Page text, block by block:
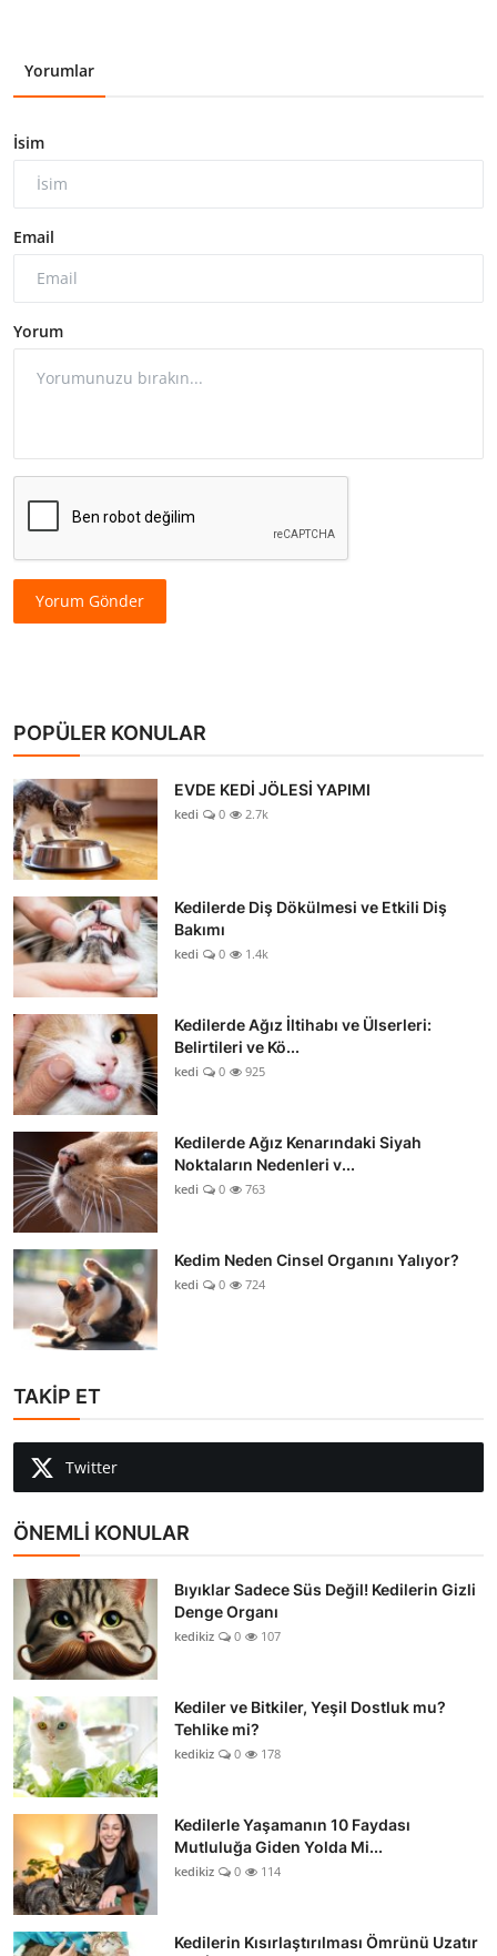
Yorumlar
İsim
Email
Yorum
Yorum Gönder
POPÜLER KONULAR
EVDE KEDİ JÖLESİ YAPIMI
kedi 0 2.7k
Kedilerde Diş Dökülmesi ve Etkili Diş
Bakımı
kedi 0 1.4k
Kedilerde Ağız İltihabı ve Ülserleri:
Belirtileri ve Kö...
kedi 0 925
Kedilerde Ağız Kenarındaki Siyah
Noktaların Nedenleri v...
kedi 0 763
Kedim Neden Cinsel Organını Yalıyor?
kedi 0 724
TAKİP ET
Twitter
ÖNEMLİ KONULAR
Bıyıklar Sadece Süs Değil! Kedilerin Gizli
Denge Organı
kedikiz 0 107
Kediler ve Bitkiler, Yeşil Dostluk mu?
Tehlike mi?
kedikiz 0 178
Kedilerle Yaşamanın 10 Faydası
Mutluluğa Giden Yolda Mi...
kedikiz 0 114
Kedilerin Kısırlaştırılması Ömrünü Uzatır